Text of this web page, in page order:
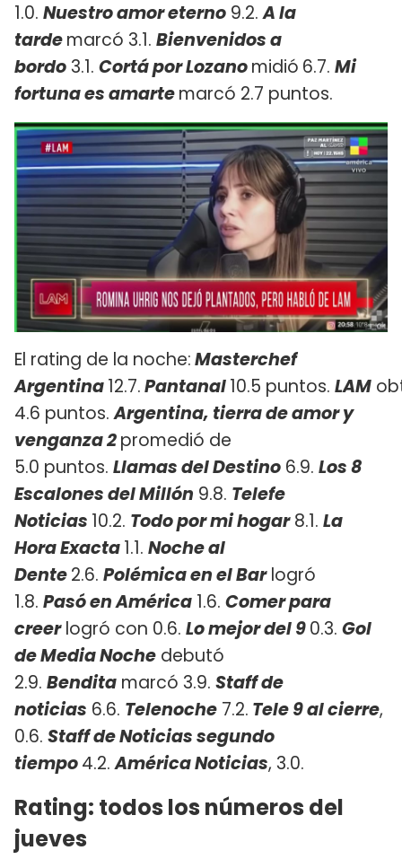
1.0. Nuestro amor eterno 9.2.A la
tardemarcó 3.1. Bienvenidos a
bordo 3.1. Cortá por Lozanomidió 6.7. Mi
fortuna es amartemarcó 2.7 puntos.
El rating de la noche:Masterchef
Argentina12.7.Pantanal10.5 puntos. LAM
4.6 puntos.Argentina, tierra de amor y
venganza 2promedió de
5.0 puntos. Llamas del Destino 6.9. Los 8
Escalones del Millón 9.8. Telefe
Noticias 10.2. Todo por mi hogar8.1. La
Hora Exacta1.1. Noche al
Dente2.6. Polémica en el Barlogró
1.8. Pasó en América 1.6. Comer para
creerlogró con 0.6. Lo mejor del 90.3. Gol
de Media Noche debutó
2.9. Bendita marcó 3.9. Staff de
noticias 6.6. Telenoche 7.2. Tele 9 al cierre,
0.6. Staff de Noticias segundo
tiempo4.2.América Noticias, 3.0.
Rating: todos los números del
jueves